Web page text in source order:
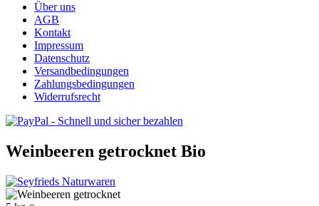
Über uns
AGB
Kontakt
Impressum
Datenschutz
Versandbedingungen
Zahlungsbedingungen
Widerrufsrecht
Weinbeeren getrocknet Bio